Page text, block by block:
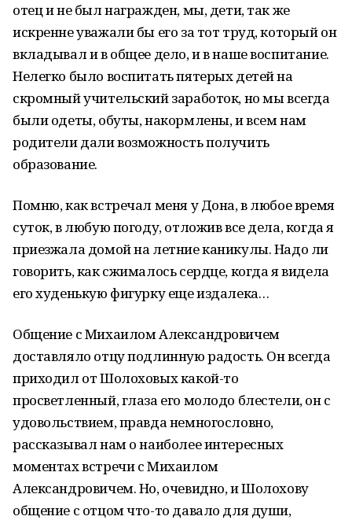
отец и не был награжден, мы, дети, так же
искренне уважали бы его за тот труд, который он
вкладывал и в общее дело, и в наше воспитание.
Нелегко было воспитать пятерых детей на
скромный учительский заработок, но мы всегда
были одеты, обуты, накормлены, и всем нам
родители дали возможность получить
образование.
Помню, как встречал меня у Дона, в любое время
суток, в любую погоду, отложив все дела, когда я
приезжала домой на летние каникулы. Надо ли
говорить, как сжималось сердце, когда я видела
его худенькую фигурку еще издалека…
Общение с Михаилом Александровичем
доставляло отцу подлинную радость. Он всегда
приходил от Шолоховых какой-то
просветленный, глаза его молодо блестели, он с
удовольствием, правда немногословно,
рассказывал нам о наиболее интересных
моментах встречи с Михаилом
Александровичем. Но, очевидно, и Шолохову
общение с отцом что-то давало для души,